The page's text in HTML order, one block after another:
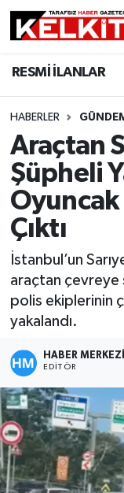
RESMİ İLANLAR
HABERLER
Araçtan
Şüpheli
Çıktı
İstanbul’un
araçtan çevreye
polis ekiplerinin
yakalandı.
HABER MERKEZİ
EDITÖR